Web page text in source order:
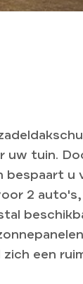
uw tuin.
bespaart u
2
een